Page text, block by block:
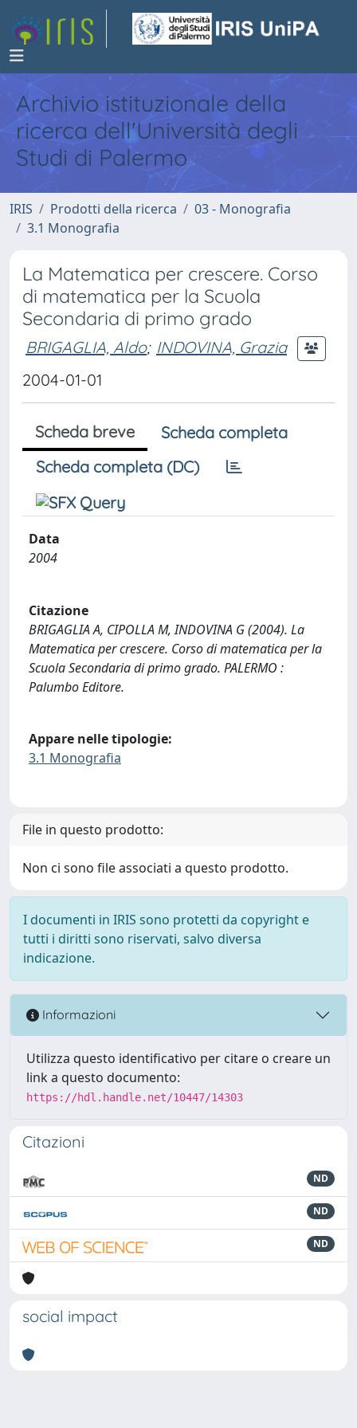
Archivio istituzionale della
ricerca dell'Università degli
Studi di Palermo
IRIS Prodotti della ricerca
03 - Monografia
3.1 Monografia
La Matematica per crescere. Corso
di matematica per la Scuola
Secondaria di primo grado
BRIGAGLIA, Aldo; INDOVINA, Grazia
2004-01-01
Scheda breve
Scheda completa
Scheda completa (DC)
Data
2004
Citazione
BRIGAGLIA A, CIPOLLA M, INDOVINA G (2004). La
Matematica per crescere. Corso di matematica per la
Scuola Secondaria di primo grado. PALERMO :
Palumbo Editore.
Appare nelle tipologie:
3.1 Monografia
File in questo prodotto:
Non ci sono file associati a questo prodotto.
I documenti in IRIS sono protetti da copyright e
tutti i diritti sono riservati, salvo diversa
indicazione.
Informazioni
Utilizza questo identificativo per citare o creare un
link a questo documento:
https://hdl.handle.net/10447/14303
Citazioni
ND
ND
ND
social impact